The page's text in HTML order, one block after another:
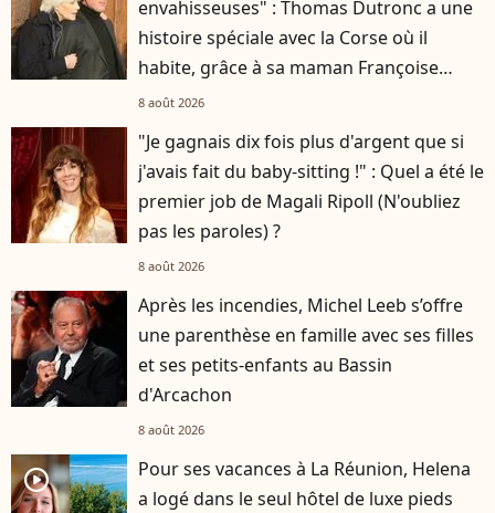
envahisseuses" : Thomas Dutronc a une
histoire spéciale avec la Corse où il
habite, grâce à sa maman Françoise
Hardy
8 août 2026
"Je gagnais dix fois plus d'argent que si
j'avais fait du baby-sitting !" : Quel a été le
premier job de Magali Ripoll (N'oubliez
pas les paroles) ?
8 août 2026
Après les incendies, Michel Leeb s’offre
une parenthèse en famille avec ses filles
et ses petits-enfants au Bassin
d'Arcachon
8 août 2026
player2
Pour ses vacances à La Réunion, Helena
a logé dans le seul hôtel de luxe pieds